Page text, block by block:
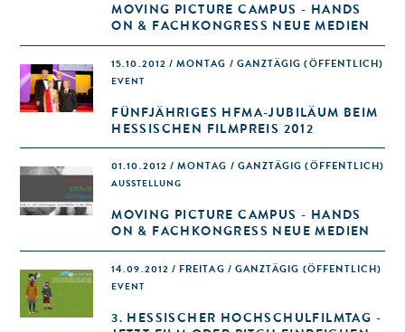
MOVING PICTURE CAMPUS - HANDS
ON & FACHKONGRESS NEUE MEDIEN
15.10.2012 / MONTAG / GANZTÄGIG (ÖFFENTLICH)
EVENT
FÜNFJÄHRIGES HFMA-JUBILÄUM BEIM
HESSISCHEN FILMPREIS 2012
01.10.2012 / MONTAG / GANZTÄGIG (ÖFFENTLICH)
AUSSTELLUNG
MOVING PICTURE CAMPUS - HANDS
ON & FACHKONGRESS NEUE MEDIEN
14.09.2012 / FREITAG / GANZTÄGIG (ÖFFENTLICH)
EVENT
3. HESSISCHER HOCHSCHULFILMTAG -